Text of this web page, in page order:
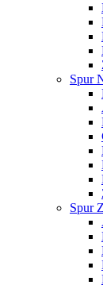
Spur
Spur Z